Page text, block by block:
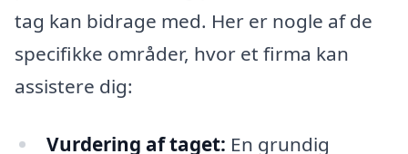
tag kan bidrage med. Her er nogle af de
specifikke områder, hvor et firma kan
assistere dig:
Vurdering af taget: En grundig